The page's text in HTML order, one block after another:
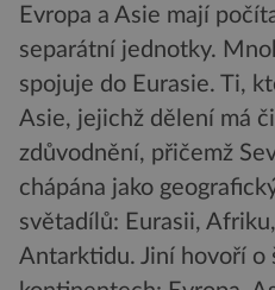
Evropa a Asie mají
separátní jednotky.
spojuje do Eurasie. Ti,
Asie, jejichž dělení má
zdůvodnění, přičemž
chápána jako
světadílů: Eurasii,
Antarktidu. Jiní hovoří o